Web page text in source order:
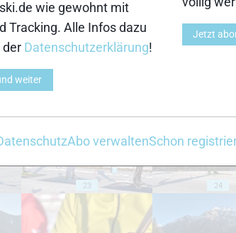
23 24
wie gewohnt mit
Tracking. Alle Infos dazu
der Datenschutzerklärung!
weiter
Jetzt
Abo verwaltenSchon